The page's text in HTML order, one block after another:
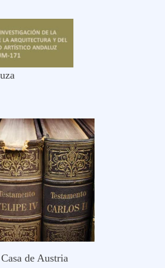
de Austria